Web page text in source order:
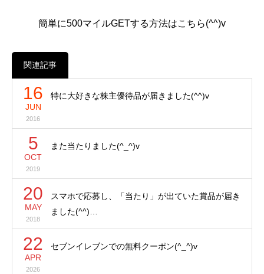
簡単に500マイルGETする方法はこちら(^^)v
関連記事
16
JUN
2016
特に大好きな株主優待品が届きました(^^)v
5
OCT
2019
また当たりました(^_^)v
20
MAY
2018
スマホで応募し、「当たり」が出ていた賞品が届き
ました(^^)…
22
APR
2026
セブンイレブンでの無料クーポン(^_^)v